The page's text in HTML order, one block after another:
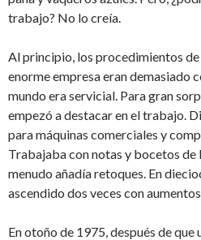
trabajo? No lo creía.
Al principio, los procedimientos
enorme empresa eran demasiado
mundo era servicial. Para gran
empezó a destacar en el trabajo.
para máquinas comerciales y
Trabajaba con notas y bocetos de
menudo añadía retoques. En
ascendido dos veces con
En otoño de 1975, después de que